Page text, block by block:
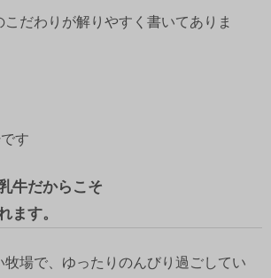
だわりが解りやすく書いてありま
す
牛だからこそ
ます。
牧場で、ゆったりのんびり過ごしてい